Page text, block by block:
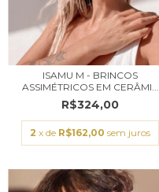
ISAMU M - BRINCOS
ASSIMÉTRICOS EM CERÂMI...
R$324,00
2 x de R$162,00 sem juros